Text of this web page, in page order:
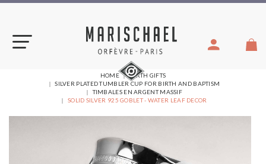
Skip
YOU
ARE
HERE:
HOME
BIRTH GIFTS
SILVER PLATED TUMBLER CUP FOR BIRTH AND BAPTISM
TIMBALES EN ARGENT MASSIF
SOLID SILVER 925 GOBLET - WATER LEAF DECOR